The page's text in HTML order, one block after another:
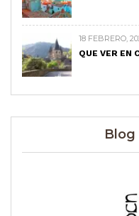
18 FEBRERO,
QUE VER EN
Blog